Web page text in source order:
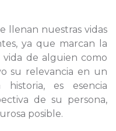
llenan nuestras vidas
ya que marcan la
vida de alguien como
su relevancia en un
es esencia
de su persona,
posible.